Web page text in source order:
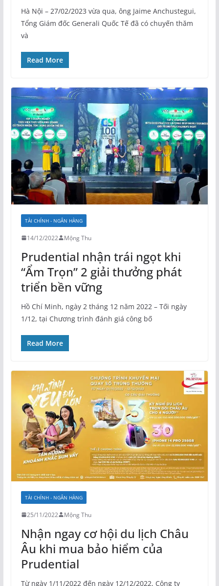
Hà Nội – 27/02/2023 vừa qua, ông Jaime Anchustegui,
Tổng Giám đốc Generali Quốc Tế đã có chuyến thăm
và
Read More
TÀI CHÍNH - NGÂN HÀNG
14/12/2022 Mộng Thu
Prudential nhận trái ngọt khi
“Ẩm Trọn” 2 giải thưởng phát
triển bền vững
Hồ Chí Minh, ngày 2 tháng 12 năm 2022 – Tối ngày
1/12, tại Chương trình đánh giá công bố
Read More
TÀI CHÍNH - NGÂN HÀNG
25/11/2022 Mộng Thu
Nhận ngay cơ hội du lịch Châu
Âu khi mua bảo hiểm của
Prudential
Từ ngày 1/11/2022 đến ngày 12/12/2022, Công ty